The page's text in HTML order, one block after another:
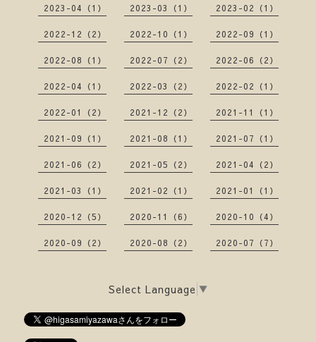
2023-04（1） 2023-03（1） 2023-02（1）
2022-12（2） 2022-10（1） 2022-09（1）
2022-08（1） 2022-07（2） 2022-06（2）
2022-04（1） 2022-03（2） 2022-02（1）
2022-01（2） 2021-12（2） 2021-11（1）
2021-09（1） 2021-08（1） 2021-07（1）
2021-06（2） 2021-05（2） 2021-04（2）
2021-03（1） 2021-02（1） 2021-01（1）
2020-12（5） 2020-11（6） 2020-10（4）
2020-09（2） 2020-08（2） 2020-07（7）
Select Language ▼